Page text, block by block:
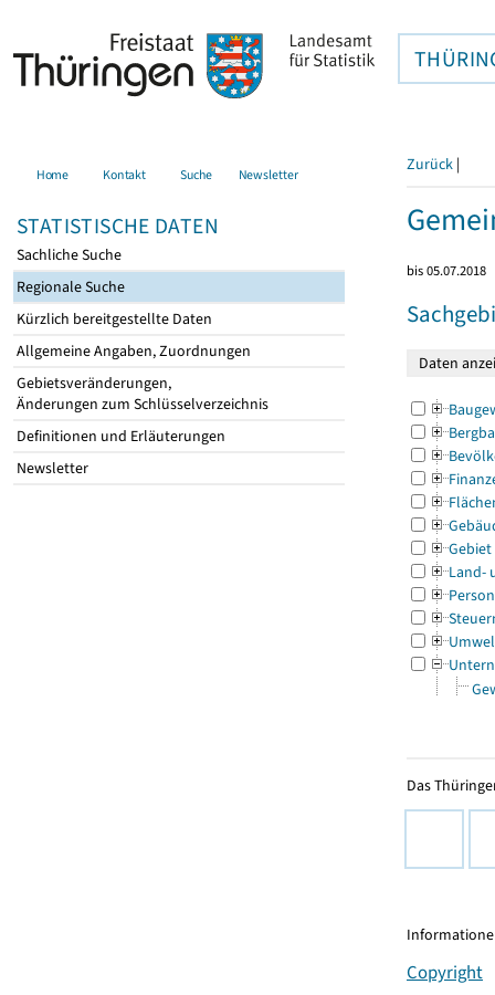
Home Kontakt Suche Newsletter
STATISTISCHE DATEN
Sachliche Suche
Regionale Suche
Kürzlich bereitgestellte Daten
Allgemeine Angaben, Zuordnungen
Gebietsveränderungen,
Änderungen zum Schlüsselverzeichnis
Definitionen und Erläuterungen
Newsletter
Zurück |
bis 05.07.2018
Gebiet
Land-
Das
Copyright